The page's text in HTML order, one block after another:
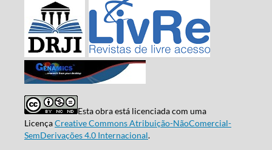
Esta obra está licenciada com uma
LicençaCreative Commons Atribuição-NãoComercial-
SemDerivações 4.0 Internacional.